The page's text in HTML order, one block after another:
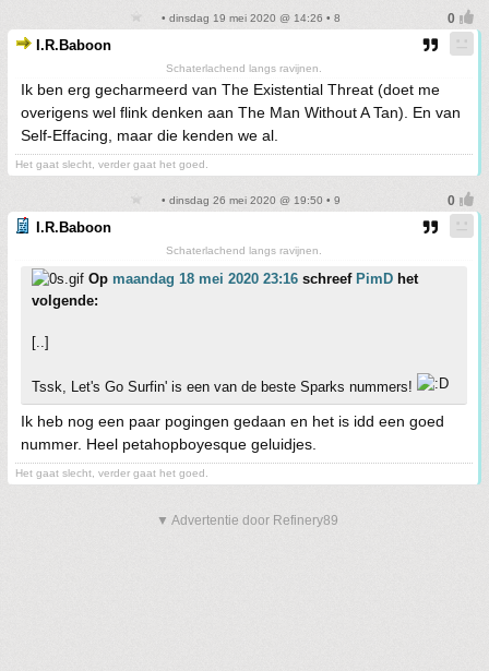
• dinsdag 19 mei 2020 @ 14:26 • 8
I.R.Baboon
Schaterlachend langs ravijnen.
Ik ben erg gecharmeerd van The Existential Threat (doet me
overigens wel flink denken aan The Man Without A Tan). En van
Self-Effacing, maar die kenden we al.
Het gaat slecht, verder gaat het goed.
• dinsdag 26 mei 2020 @ 19:50 • 9
I.R.Baboon
Schaterlachend langs ravijnen.
Op maandag 18 mei 2020 23:16 schreef PimD het
volgende:
[..]
Tssk, Let's Go Surfin' is een van de beste Sparks nummers!
Ik heb nog een paar pogingen gedaan en het is idd een goed
nummer. Heel petahopboyesque geluidjes.
Het gaat slecht, verder gaat het goed.
▼ Advertentie door Refinery89